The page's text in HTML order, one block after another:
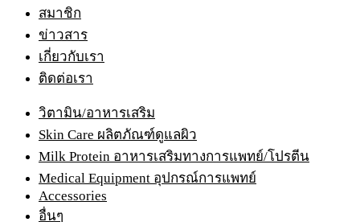
สมาชิก
ข่าวสาร
เกี่ยวกับเรา
ติดต่อเรา
วิตามิน/อาหารเสริม
Skin Care ผลิตภัณฑ์ดูแลผิว
Milk Protein อาหารเสริมทางการแพทย์/โปรตีน
Medical Equipment อุปกรณ์การแพทย์
Accessories
อื่นๆ